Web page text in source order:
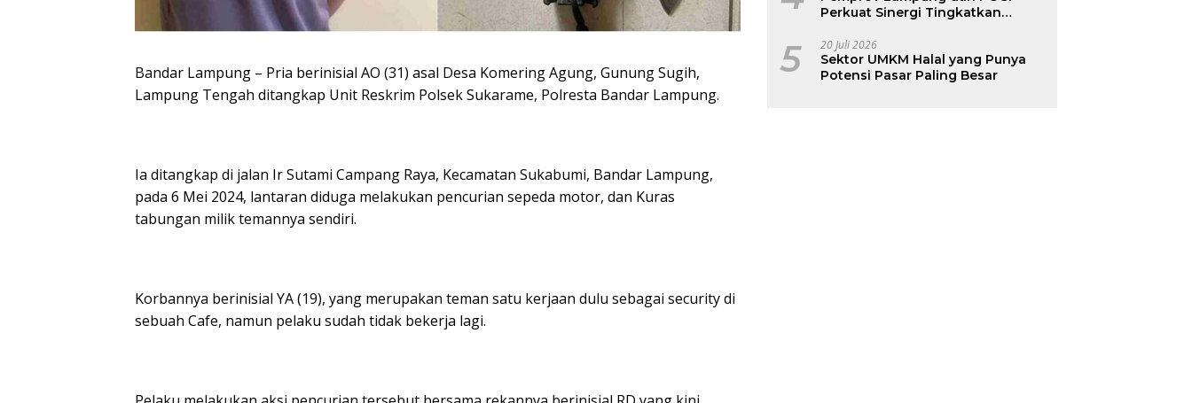
Bandar Lampung – Pria berinisial AO (31) asal Desa Komering Agung, Gunung Sugih,
Lampung Tengah ditangkap Unit Reskrim Polsek Sukarame, Polresta Bandar Lampung.
Ia ditangkap di jalan Ir Sutami Campang Raya, Kecamatan Sukabumi, Bandar Lampung,
pada 6 Mei 2024, lantaran diduga melakukan pencurian sepeda motor, dan Kuras
tabungan milik temannya sendiri.
Korbannya berinisial YA (19), yang merupakan teman satu kerjaan dulu sebagai security di
sebuah Cafe, namun pelaku sudah tidak bekerja lagi.
Perkuat Sinergi Tingkatkan
5 20 Juli 2026
Sektor UMKM Halal yang Punya
Potensi Pasar Paling Besar